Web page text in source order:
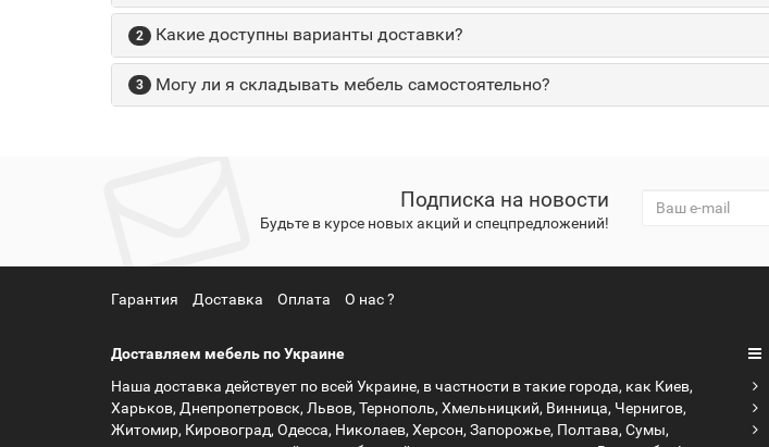
2 Какие доступны варианты доставки?
3 Могу ли я складывать мебель самостоятельно?
Подписка на новости
Будьте в курсе новых акций и спецпредложений!
Гарантия Доставка Оплата О нас ?
Доставляем мебель по Украине
Наша доставка действует по всей Украине, в частности в такие города, как Киев,
Харьков, Днепропетровск, Львов, Тернополь, Хмельницкий, Винница, Чернигов,
Житомир, Кировоград, Одесса, Николаев, Херсон, Запорожье, Полтава, Сумы,